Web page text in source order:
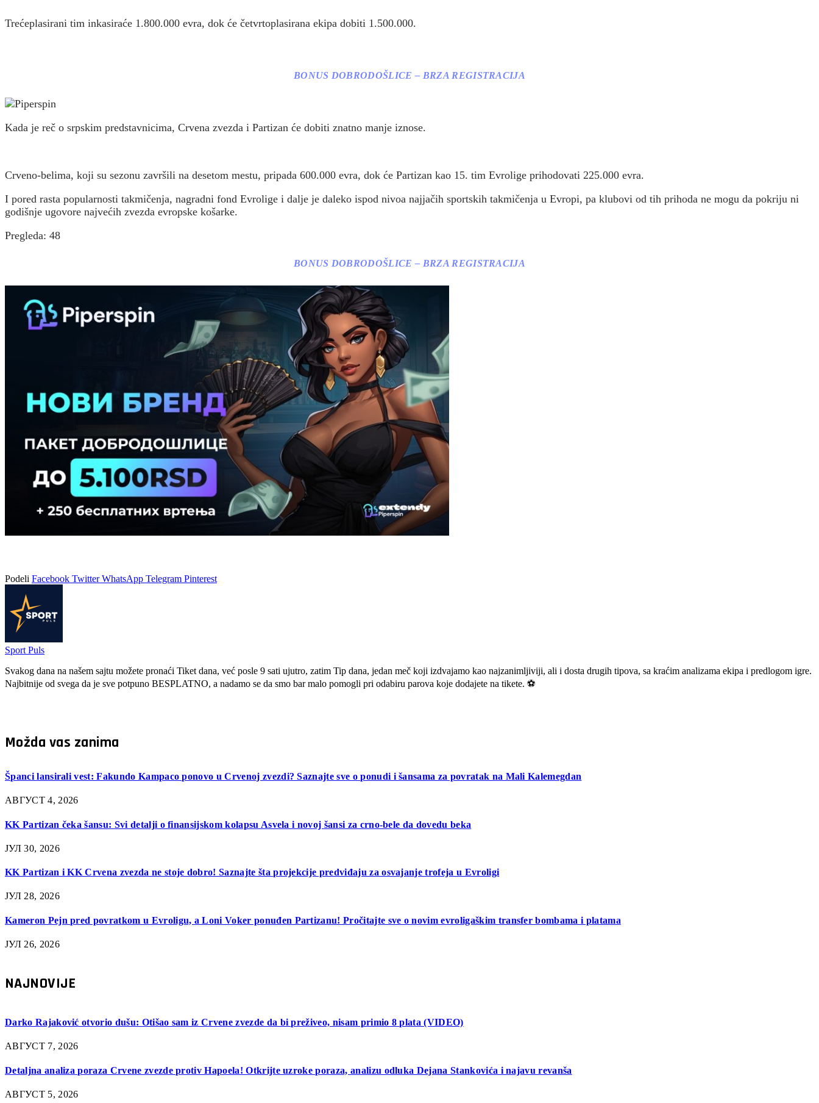
Trećeplasirani tim inkasiraće 1.800.000 evra, dok će četvrtoplasirana ekipa dobiti 1.500.000.
BONUS DOBRODOŠLICE – BRZA REGISTRACIJA
Kada je reč o srpskim predstavnicima, Crvena zvezda i Partizan će dobiti znatno manje iznose.
Crveno-belima, koji su sezonu završili na desetom mestu, pripada 600.000 evra, dok će Partizan kao 15. tim Evrolige prihodovati 225.000 evra.
I pored rasta popularnosti takmičenja, nagradni fond Evrolige i dalje je daleko ispod nivoa najjačih sportskih takmičenja u Evropi, pa klubovi od tih prihoda ne mogu da pokriju ni
godišnje ugovore najvećih zvezda evropske košarke.
Pregleda: 48
BONUS DOBRODOŠLICE – BRZA REGISTRACIJA
Podeli Facebook Twitter WhatsApp Telegram Pinterest
Sport Puls
Svakog dana na našem sajtu možete pronaći Tiket dana, već posle 9 sati ujutro, zatim Tip dana, jedan meč koji izdvajamo kao najzanimljiviji, ali i dosta drugih tipova, sa kraćim analizama ekipa i predlogom igre.
Najbitnije od svega da je sve potpuno BESPLATNO, a nadamo se da smo bar malo pomogli pri odabiru parova koje dodajete na tikete. ⚽
Možda vas zanima
Španci lansirali vest: Fakundo Kampaco ponovo u Crvenoj zvezdi? Saznajte sve o ponudi i šansama za povratak na Mali Kalemegdan
АВГУСТ 4, 2026
KK Partizan čeka šansu: Svi detalji o finansijskom kolapsu Asvela i novoj šansi za crno-bele da dovedu beka
ЈУЛ 30, 2026
KK Partizan i KK Crvena zvezda ne stoje dobro! Saznajte šta projekcije predviđaju za osvajanje trofeja u Evroligi
ЈУЛ 28, 2026
Kameron Pejn pred povratkom u Evroligu, a Loni Voker ponuđen Partizanu! Pročitajte sve o novim evroligaškim transfer bombama i platama
ЈУЛ 26, 2026
NAJNOVIJE
Darko Rajaković otvorio dušu: Otišao sam iz Crvene zvezde da bi preživeo, nisam primio 8 plata (VIDEO)
АВГУСТ 7, 2026
Detaljna analiza poraza Crvene zvezde protiv Hapoela! Otkrijte uzroke poraza, analizu odluka Dejana Stankovića i najavu revanša
АВГУСТ 5, 2026